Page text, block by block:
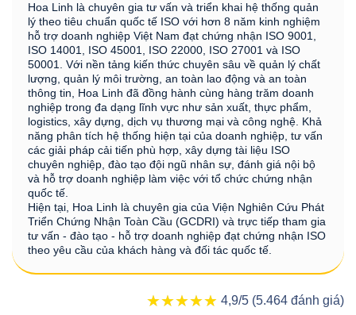
Hoa Linh là chuyên gia tư vấn và triển khai hệ thống quản
lý theo tiêu chuẩn quốc tế ISO với hơn 8 năm kinh nghiệm
hỗ trợ doanh nghiệp Việt Nam đạt chứng nhận ISO 9001,
ISO 14001, ISO 45001, ISO 22000, ISO 27001 và ISO
50001. Với nền tảng kiến thức chuyên sâu về quản lý chất
lượng, quản lý môi trường, an toàn lao động và an toàn
thông tin, Hoa Linh đã đồng hành cùng hàng trăm doanh
nghiệp trong đa dạng lĩnh vực như sản xuất, thực phẩm,
logistics, xây dựng, dịch vụ thương mại và công nghệ. Khả
năng phân tích hệ thống hiện tại của doanh nghiệp, tư vấn
các giải pháp cải tiến phù hợp, xây dựng tài liệu ISO
chuyên nghiệp, đào tạo đội ngũ nhân sự, đánh giá nội bộ
và hỗ trợ doanh nghiệp làm việc với tổ chức chứng nhận
quốc tế.
Hiện tại, Hoa Linh là chuyên gia của Viện Nghiên Cứu Phát
Triển Chứng Nhận Toàn Cầu (GCDRI) và trực tiếp tham gia
tư vấn - đào tạo - hỗ trợ doanh nghiệp đạt chứng nhận ISO
theo yêu cầu của khách hàng và đối tác quốc tế.
★★★★★
★★★★★ 4,9/5 (5.464 đánh giá)